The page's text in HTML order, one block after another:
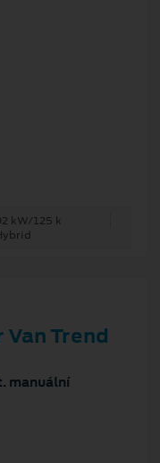
kW/125 k
Trend
manuální